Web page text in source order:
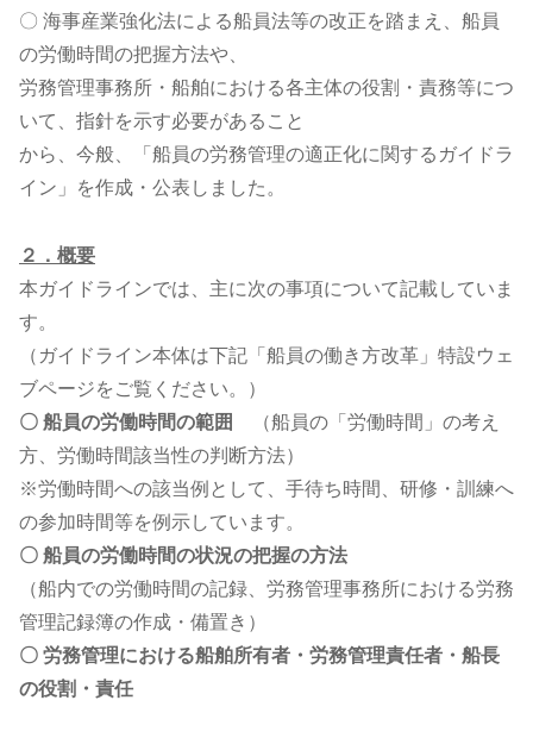
〇 海事産業強化法による船員法等の改正を踏まえ、船員
の労働時間の把握方法や、
労務管理事務所・船舶における各主体の役割・責務等につ
いて、指針を示す必要があること
から、今般、「船員の労務管理の適正化に関するガイドラ
イン」を作成・公表しました。
２．概要
本ガイドラインでは、主に次の事項について記載していま
す。
（ガイドライン本体は下記「船員の働き方改革」特設ウェ
ブページをご覧ください。）
〇 船員の労働時間の範囲
（船員の「労働時間」の考え
方、労働時間該当性の判断方法）
※労働時間への該当例として、手待ち時間、研修・訓練へ
の参加時間等を例示しています。
〇 船員の労働時間の状況の把握の方法
（船内での労働時間の記録、労務管理事務所における労務
管理記録簿の作成・備置き）
〇 労務管理における船舶所有者・労務管理責任者・船長
の役割・責任